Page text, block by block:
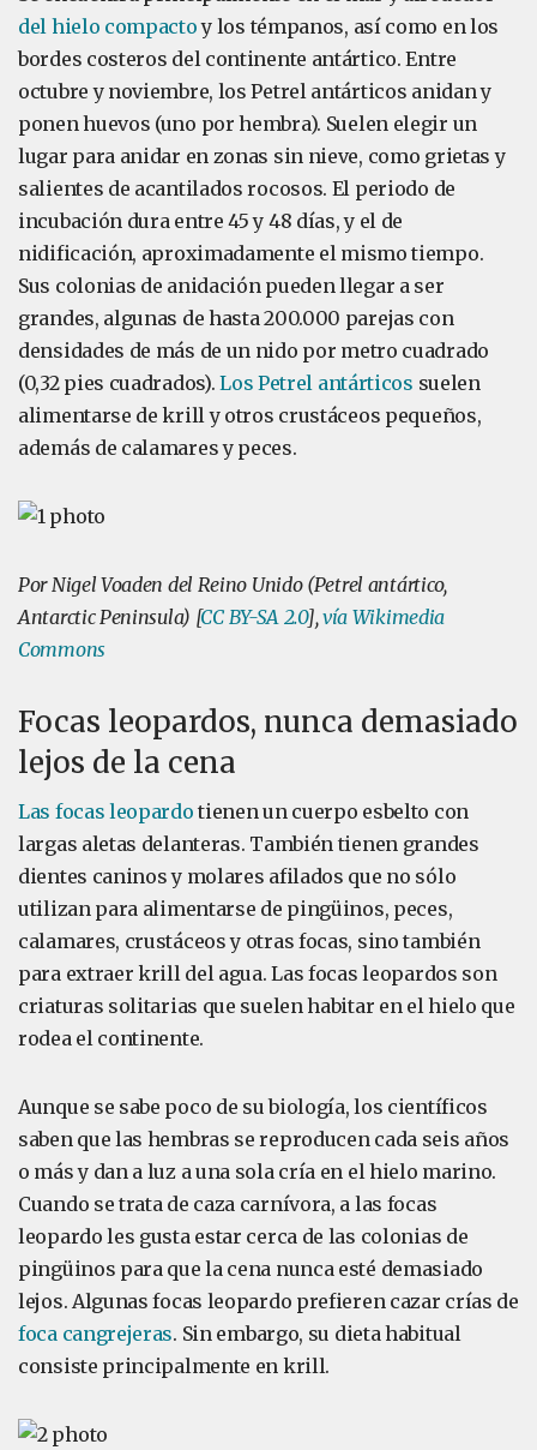
del hielo compactoy los témpanos, así como en los
bordes costeros del continente antártico. Entre
octubre y noviembre, los Petrel antárticos anidan y
ponen huevos (uno por hembra). Suelen elegir un
lugar para anidar en zonas sin nieve, como grietas y
salientes de acantilados rocosos. El periodo de
incubación dura entre 45 y 48 días, y el de
nidificación, aproximadamente el mismo tiempo.
Sus colonias de anidación pueden llegar a ser
grandes, algunas de hasta 200.000 parejas con
densidades de más de un nido por metro cuadrado
(0,32 pies cuadrados).Los Petrel antárticos suelen
alimentarse de krill y otros crustáceos pequeños,
además de calamares y peces.
Por Nigel Voaden del Reino Unido (Petrel antártico,
Antarctic Peninsula) [CC BY-SA 2.0],vía Wikimedia
Commons
Focas leopardos, nunca demasiado
lejos de la cena
Las focas leopardo tienen un cuerpo esbelto con
largas aletas delanteras. También tienen grandes
dientes caninos y molares afilados que no sólo
utilizan para alimentarse de pingüinos, peces,
calamares, crustáceos y otras focas, sino también
para extraer krill del agua. Las focas leopardos son
criaturas solitarias que suelen habitar en el hielo que
rodea el continente.
Aunque se sabe poco de su biología, los científicos
saben que las hembras se reproducen cada seis años
o más y dan a luz a una sola cría en el hielo marino.
Cuando se trata de caza carnívora, a las focas
leopardo les gusta estar cerca de las colonias de
pingüinos para que la cena nunca esté demasiado
lejos. Algunas focas leopardo prefieren cazar crías de
foca cangrejeras. Sin embargo, su dieta habitual
consiste principalmente en krill.